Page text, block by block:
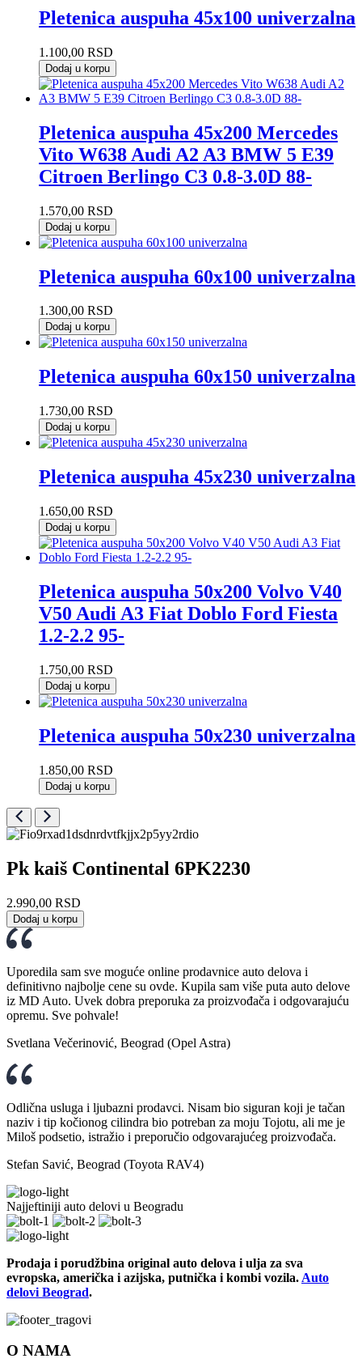
Pletenica auspuha 45x100 univerzalna
1.100,00 RSD
Dodaj u korpu
Pletenica auspuha 45x200 Mercedes
Vito W638 Audi A2 A3 BMW 5 E39
Citroen Berlingo C3 0.8-3.0D 88-
1.570,00 RSD
Dodaj u korpu
Pletenica auspuha 60x100 univerzalna
1.300,00 RSD
Dodaj u korpu
Pletenica auspuha 60x150 univerzalna
1.730,00 RSD
Dodaj u korpu
Pletenica auspuha 45x230 univerzalna
1.650,00 RSD
Dodaj u korpu
Pletenica auspuha 50x200 Volvo V40
V50 Audi A3 Fiat Doblo Ford Fiesta
1.2-2.2 95-
1.750,00 RSD
Dodaj u korpu
Pletenica auspuha 50x230 univerzalna
1.850,00 RSD
Dodaj u korpu
Pk kaiš Continental 6PK2230
2.990,00 RSD
Dodaj u korpu
Uporedila sam sve moguće online prodavnice auto delova i
definitivno najbolje cene su ovde. Kupila sam više puta auto delove
iz MD Auto. Uvek dobra preporuka za proizvođača i odgovarajuću
opremu. Sve pohvale!
Svetlana Večerinović, Beograd (Opel Astra)
Odlična usluga i ljubazni prodavci. Nisam bio siguran koji je tačan
naziv i tip kočionog cilindra bio potreban za moju Tojotu, ali me je
Miloš podsetio, istražio i preporučio odgovarajućeg proizvođača.
Stefan Savić, Beograd (Toyota RAV4)
Najjeftiniji auto delovi u Beogradu
Prodaja i porudžbina original auto delova i ulja za sva
evropska, američka i azijska, putnička i kombi vozila. Auto
delovi Beograd.
O NAMA